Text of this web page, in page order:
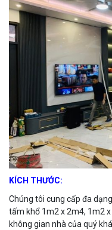
KÍCH THƯỚC:
Chúng tôi cung cấp đa
tấm khổ 1m2 x 2m4, 1m2
không gian nhà của quý